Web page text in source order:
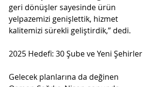
geri dönüşler sayesinde ürün
yelpazemizi genişlettik, hizmet
kalitemizi sürekli geliştirdik,” dedi.
2025 Hedefi: 30 Şube ve Yeni Şehirler
Gelecek planlarına da değinen